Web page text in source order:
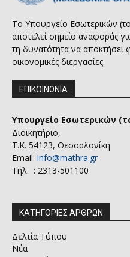
Το Υπουργείο Εσωτερικών
αποτελεί σημείο αναφοράς
τη δυνατότητα να αποκτήσει
οικονομικές διεργασίες.
ΕΠΙΚΟΙΝΩΝΙΑ
Υπουργείο Εσωτερικών
Διοικητήριο,
Τ.Κ. 54123, Θεσσαλονίκη
Email: info@mathra.gr
Τηλ. : 2313-501100
ΚΑΤΗΓΟΡΙΕΣ ΑΡΘΡΩΝ
Δελτία Τύπου
Νέα